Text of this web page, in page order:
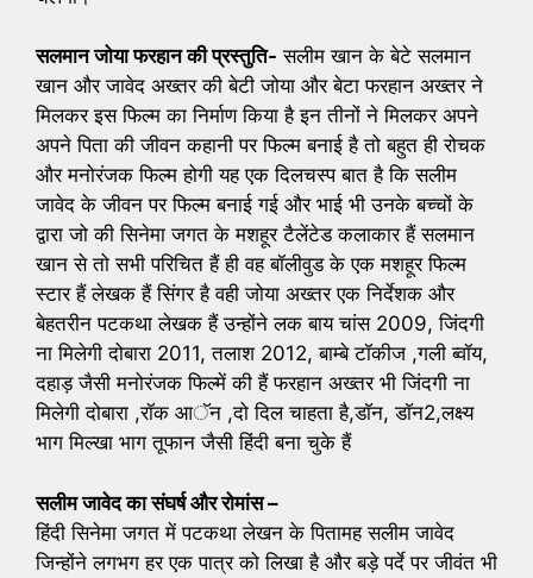
सलमान जोया फरहान की प्रस्तुति- सलीम खान के बेटे सलमान
खान और जावेद अख्तर की बेटी जोया और बेटा फरहान अख्तर ने
मिलकर इस फिल्म का निर्माण किया है इन तीनों ने मिलकर अपने
अपने पिता की जीवन कहानी पर फिल्म बनाई है तो बहुत ही रोचक
और मनोरंजक फिल्म होगी यह एक दिलचस्प बात है कि सलीम
जावेद के जीवन पर फिल्म बनाई गई और भाई भी उनके बच्चों के
द्वारा जो की सिनेमा जगत के मशहूर टैलेंटेड कलाकार हैं सलमान
खान से तो सभी परिचित हैं ही वह बॉलीवुड के एक मशहूर फिल्म
स्टार हैं लेखक हैं सिंगर है वही जोया अख्तर एक निर्देशक और
बेहतरीन पटकथा लेखक हैं उन्होंने लक बाय चांस 2009, जिंदगी
ना मिलेगी दोबारा 2011, तलाश 2012, बाम्बे टॉकीज ,गली ब्वॉय,
दहाड़ जैसी मनोरंजक फिल्में की हैं फरहान अख्तर भी जिंदगी ना
मिलेगी दोबारा ,रॉक आॅन ,दो दिल चाहता है,डाॅन, डाॅन2,लक्ष्य
भाग मिल्खा भाग तूफान जैसी हिंदी बना चुके हैं
सलीम जावेद का संघर्ष और रोमांस –
हिंदी सिनेमा जगत में पटकथा लेखन के पितामह सलीम जावेद
जिन्होंने लगभग हर एक पात्र को लिखा है और बड़े पर्दे पर जीवंत भी